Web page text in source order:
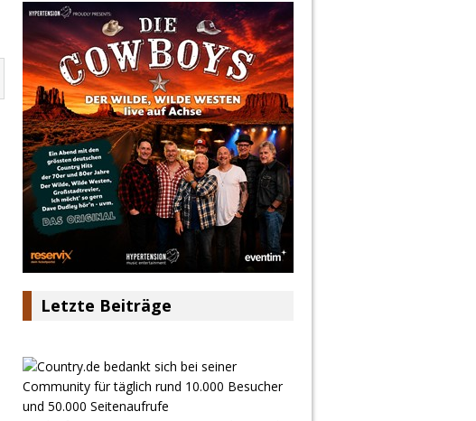
Letzte Beiträge